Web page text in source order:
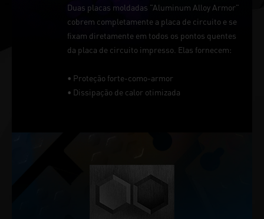
Duas placas moldadas "Aluminum Alloy Armor"
cobrem completamente a placa de circuito e se
fixam diretamente em todos os pontos quentes
da placa de circuito impresso. Elas fornecem:
• Proteção forte-como-armor
• Dissipação de calor otimizada